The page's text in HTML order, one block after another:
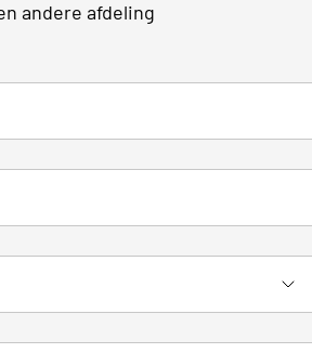
andere afdeling